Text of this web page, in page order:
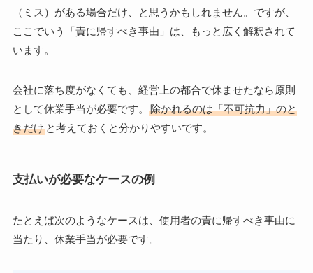
（ミス）がある場合だけ、と思うかもしれません。ですが、
ここでいう「責に帰すべき事由」は、もっと広く解釈されて
います。
会社に落ち度がなくても、経営上の都合で休ませたなら原則
として休業手当が必要です。
除かれるのは「不可抗力」のと
きだけと考えておくと分かりやすいです。
支払いが必要なケースの例
たとえば次のようなケースは、使用者の責に帰すべき事由に
当たり、休業手当が必要です。